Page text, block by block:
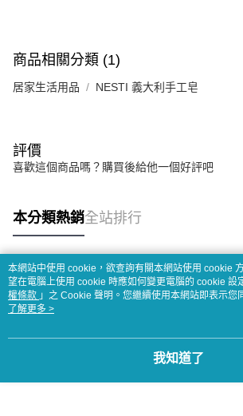
商品相關分類 (1)
居家生活用品 NESTI 義大利手工皂
評價
喜歡這個商品嗎？購買後給他一個好評吧
本分類熱銷全站排行
熱門標籤
本網站中使用 cookie，欲查詢有關本網站使用 cookie
望在電腦上使用 cookie 時應如何變更電腦的 cookie 設
權條款 」之 Cookie 聲明。您繼續使用本網站即表示您
用條款之 Cookie 聲明使用 cookie。
了解更多 >
我知道了